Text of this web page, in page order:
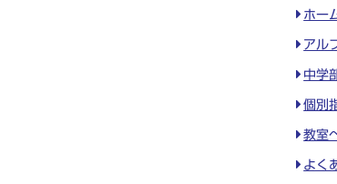
ホー
アル
中学
個別
教室
よく